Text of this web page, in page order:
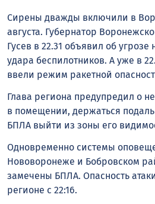
Сирены дважды включили в
августа. Губернатор
Гусев в 22.31 объявил об угрозе
удара беспилотников. А уже в
ввели режим ракетной
Глава региона предупредил о
в помещении, держаться
БПЛА выйти из зоны его
Одновременно системы
Нововоронеже и Бобровском
замечены БПЛА. Опасность
регионе с 22:16.